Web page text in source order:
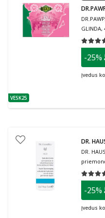
patarimas
VESK25
GLINDA,
Vidutinis
-25%
Įvedus
DR.
DR.
Vidutinis
-25%
Įvedus